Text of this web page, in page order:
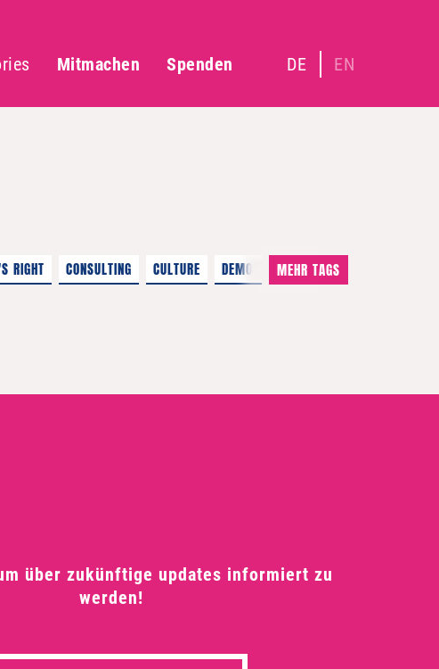
Mitmachen Spenden DE EN
RIGHT CONSULTING CULTURE DEMOCRACYMEHR TAGS
über zukünftige updates informiert zu
werden!